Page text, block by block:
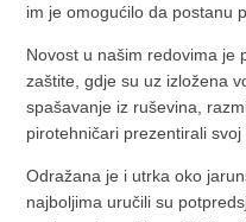
im je omogućilo da postanu
Novost u našim redovima je
zaštite, gdje su uz izložena
spašavanje iz ruševina,
pirotehničari prezentirali svoj
Odražana je i utrka oko
najboljima uručili su